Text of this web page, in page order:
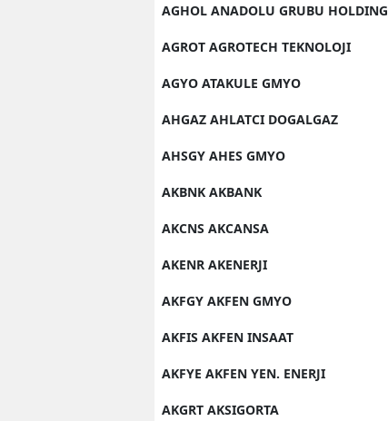
AGHOL ANADOLU GRUBU HOLDING
AGROT AGROTECH TEKNOLOJI
AGYO ATAKULE GMYO
AHGAZ AHLATCI DOGALGAZ
AHSGY AHES GMYO
AKBNK AKBANK
AKCNS AKCANSA
AKENR AKENERJI
AKFGY AKFEN GMYO
AKFIS AKFEN INSAAT
AKFYE AKFEN YEN. ENERJI
AKGRT AKSIGORTA